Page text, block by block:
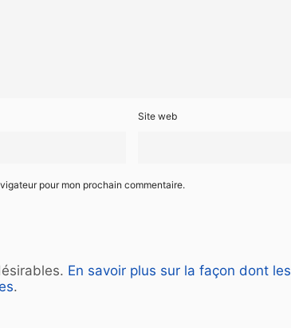
Site web
pour mon prochain commentaire.
En savoir plus sur la façon dont les
.